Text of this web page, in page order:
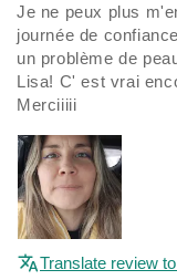
Je ne peux plus
journée de
un problème de
Lisa! C' est vrai
Merciiiii
Translate review